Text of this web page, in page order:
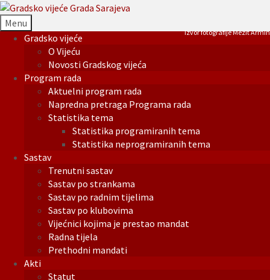
Menu
Gradsko vijeće
O Vijeću
Novosti Gradskog vijeća
Program rada
Aktuelni program rada
Napredna pretraga Programa rada
Statistika tema
Statistika programiranih tema
Statistika neprogramiranih tema
Sastav
Trenutni sastav
Sastav po strankama
Sastav po radnim tijelima
Sastav po klubovima
Vijećnici kojima je prestao mandat
Radna tijela
Prethodni mandati
Akti
Statut
Izvor fotografije Mezit Armin